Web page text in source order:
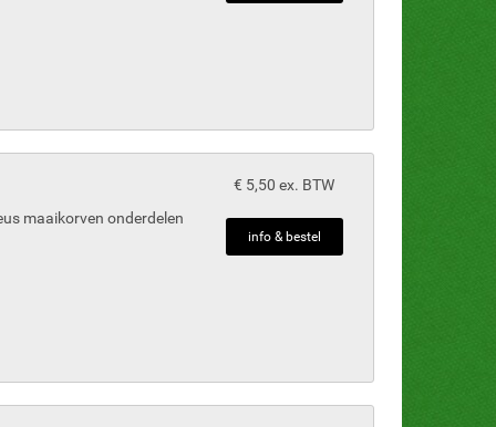
maaikorven onderdelen
€ 5,50 ex. BTW
info & bestel